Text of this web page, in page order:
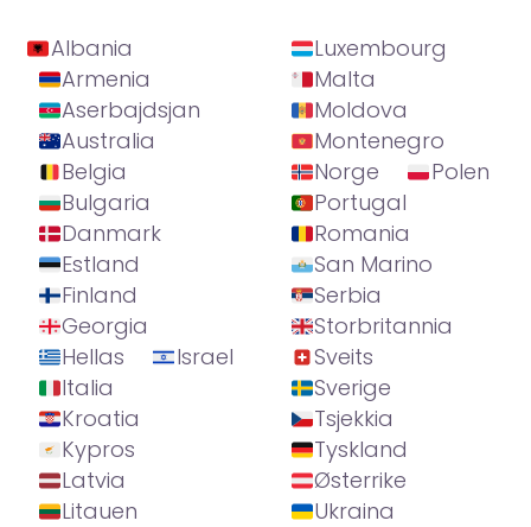
Albania
Armenia
Aserbajdsjan
Australia
Belgia
Bulgaria
Danmark
Estland
Finland
Georgia
Hellas
Israel
Italia
Kroatia
Kypros
Latvia
Litauen
Luxembourg
Malta
Moldova
Montenegro
Norge
Polen
Portugal
Romania
San Marino
Serbia
Storbritannia
Sveits
Sverige
Tsjekkia
Tyskland
Østerrike
Ukraina